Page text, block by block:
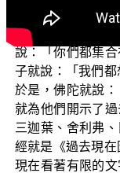
口，結果一起都
在靜坐，祂聽到
說：「你們都集
子就說：「我們都
於是，佛陀就說
就為他們開示了
三迦葉、舍利弗
經就是《過去現
現在看著有限的